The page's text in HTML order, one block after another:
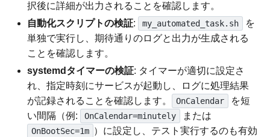
択後に詳細が出力されることを確認します。
自動化スクリプトの検証: my_automated_task.sh
を
単独で実行し、期待通りのログと出力が生成される
ことを確認します。
systemdタイマーの検証: タイマーが適切に設定さ
れ、指定時刻にサービスが起動し、ログに処理結果
が記録されることを確認します。
OnCalendar
を短
い間隔（例:
OnCalendar=minutely または
OnBootSec=1m ）に設定し、テスト実行するのも有効